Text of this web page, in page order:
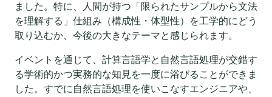
ました。特に、人間が持つ「限られたサンプルから文法
を理解する」仕組み（構成性・体型性）を工学的にどう
取り込むか、今後の大きなテーマと感じられます。
イベントを通じて、計算言語学と自然言語処理が交錯す
る学術的かつ実務的な知見を一度に浴びることができま
した。すでに自然言語処理を使いこなすエンジニアや、